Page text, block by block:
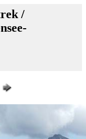
/